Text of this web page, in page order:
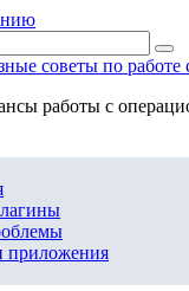
советы по работе
работы с
приложения